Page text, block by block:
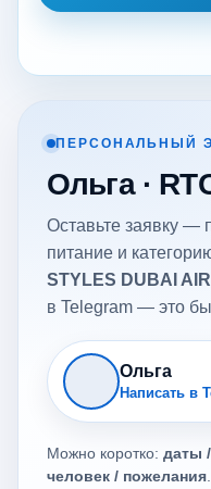
ПЕРСОНАЛЬНЫЙ
Ольга ·
Оставьте заявку —
питание и
STYLES DUBAI
в Telegram — это
Ольга
Написать в
Можно коротко: даты
человек / пожелания